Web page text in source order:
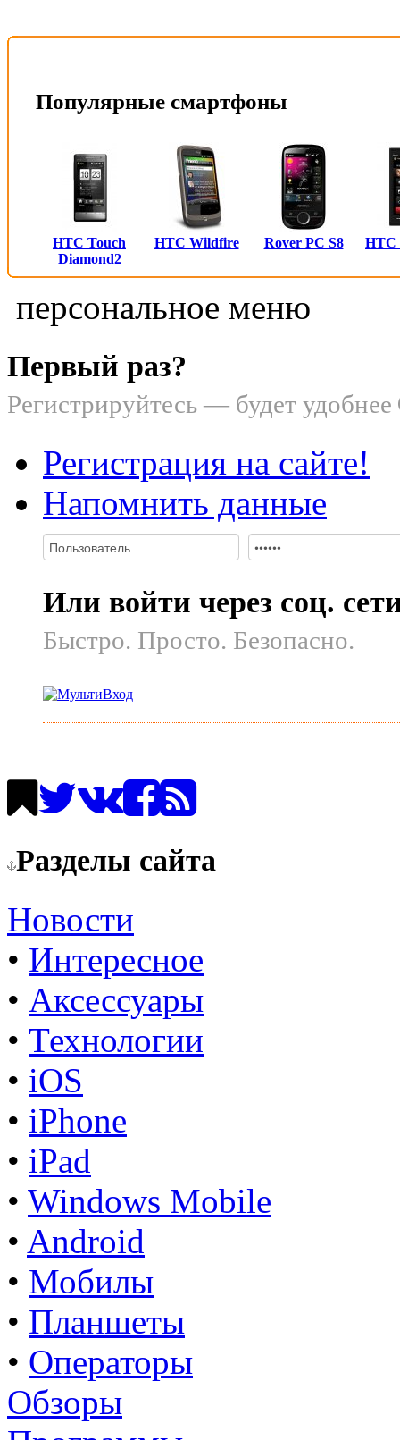
Популярные смартфоны
HTC Touch
Diamond2
HTC Wildfire Rover PC S8 HTC
персональное меню
Первый раз?
Регистрируйтесь — будет удобнее
Регистрация на сайте!
Напомнить данные
Или войти через соц.
Быстро. Просто. Безопасно.
Разделы сайта
Новости
• Интересное
• Аксессуары
• Технологии
• iOS
• iPhone
• iPad
• Windows Mobile
• Android
• Мобилы
• Планшеты
• Операторы
Обзоры